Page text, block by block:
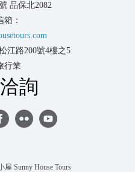
品保北2082
箱：
江路200號4樓之5
行業
詢
Sunny House Tours